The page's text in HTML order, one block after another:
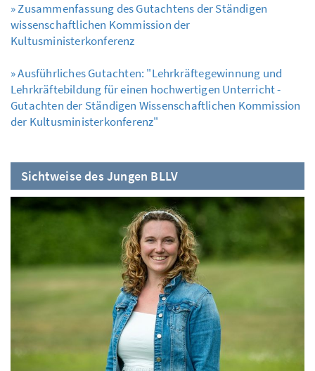
» Zusammenfassung des Gutachtens der Ständigen
wissenschaftlichen Kommission der
Kultusministerkonferenz
» Ausführliches Gutachten: "Lehrkräftegewinnung und
Lehrkräftebildung für einen hochwertigen Unterricht -
Gutachten der Ständigen Wissenschaftlichen Kommission
der Kultusministerkonferenz"
Sichtweise des Jungen BLLV